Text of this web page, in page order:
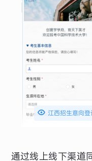
 江西招生意向登
通过线上线下渠道